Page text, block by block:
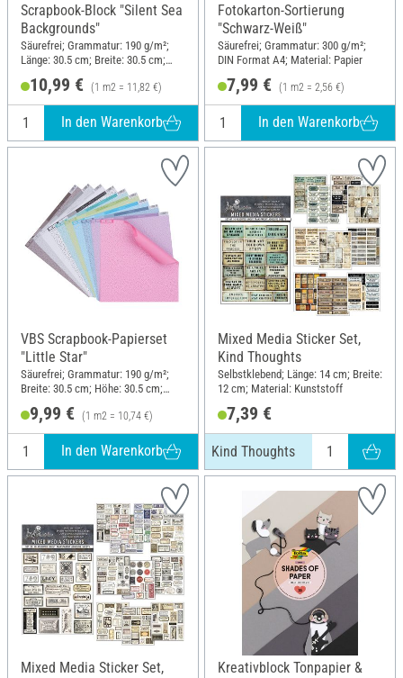
Scrapbook-Block "Silent Sea
Backgrounds"
Säurefrei; Grammatur: 190 g/m²;
Länge: 30.5 cm; Breite: 30.5 cm;
10,99 € (1 m2 = 11,82 €)
In den Warenkorb
Fotokarton-Sortierung
"Schwarz-Weiß"
Säurefrei; Grammatur: 300 g/m²;
DIN Format A4; Material: Papier
7,99 € (1 m2 = 2,56 €)
In den Warenkorb
VBS Scrapbook-Papierset
"Little Star"
Säurefrei; Grammatur: 190 g/m²;
Breite: 30.5 cm; Höhe: 30.5 cm;
9,99 € (1 m2 = 10,74 €)
In den Warenkorb
Mixed Media Sticker Set,
Kind Thoughts
Selbstklebend; Länge: 14 cm; Breite:
12 cm; Material: Kunststoff
7,39 €
Kind Thoughts
Mixed Media Sticker Set,
Kreativblock Tonpapier &